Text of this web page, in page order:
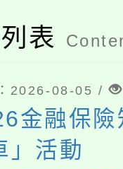
表
2026-08-05 /
金融保
」活動